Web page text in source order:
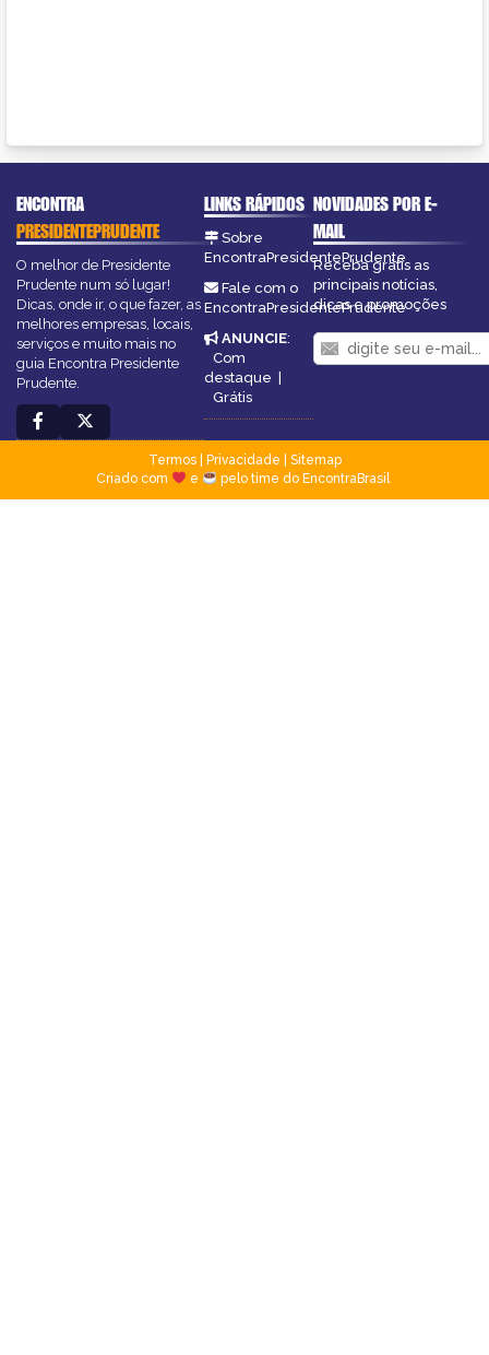
ENCONTRA
PRESIDENTEPRUDENTE
O melhor de Presidente
Prudente num só lugar!
Dicas, onde ir, o que fazer, as
melhores empresas, locais,
serviços e muito mais no
guia Encontra Presidente
Prudente.
LINKS RÁPIDOS
Sobre
EncontraPresidentePrudente
Fale com o
EncontraPresidentePrudente
ANUNCIE:
Com
destaque |
Grátis
NOVIDADES POR E-
MAIL
Receba grátis as
principais notícias,
dicas e promoções
Termos| Privacidade
Sitemap
Criado com
e pelo time do EncontraBrasil